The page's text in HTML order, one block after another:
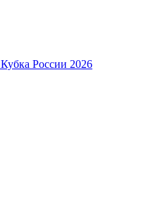
России 2026